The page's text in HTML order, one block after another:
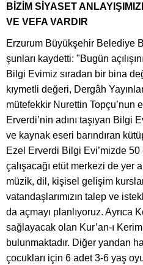
BİZİM SİYASET
VE VEFA VARDIR
Erzurum Büyükşehir Belediye
şunları kaydetti: "Bugün
Bilgi Evimiz sıradan bir bina
kıymetli değeri, Dergâh
mütefekkir Nurettin Topçu’nun
Erverdi’nin adını taşıyan Bilgi
ve kaynak eseri barındıran
Ezel Erverdi Bilgi Evi’mizde
çalışacağı etüt merkezi de yer
müzik, dil, kişisel gelişim
vatandaşlarımızın talep ve
da açmayı planlıyoruz. Ayrıca
sağlayacak olan Kur’an-ı
bulunmaktadır. Diğer yandan
çocukları için 6 adet 3-6 yaş